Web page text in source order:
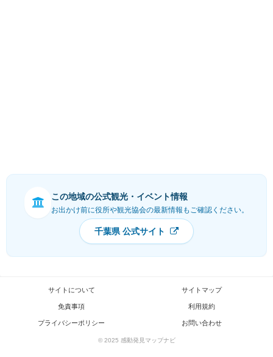
この地域の公式観光・イベント情報
お出かけ前に役所や観光協会の最新情報もご確認ください。
千葉県 公式サイト
サイトについて サイトマップ
免責事項 利用規約
プライバシーポリシー お問い合わせ
© 2025 感動発見マップナビ